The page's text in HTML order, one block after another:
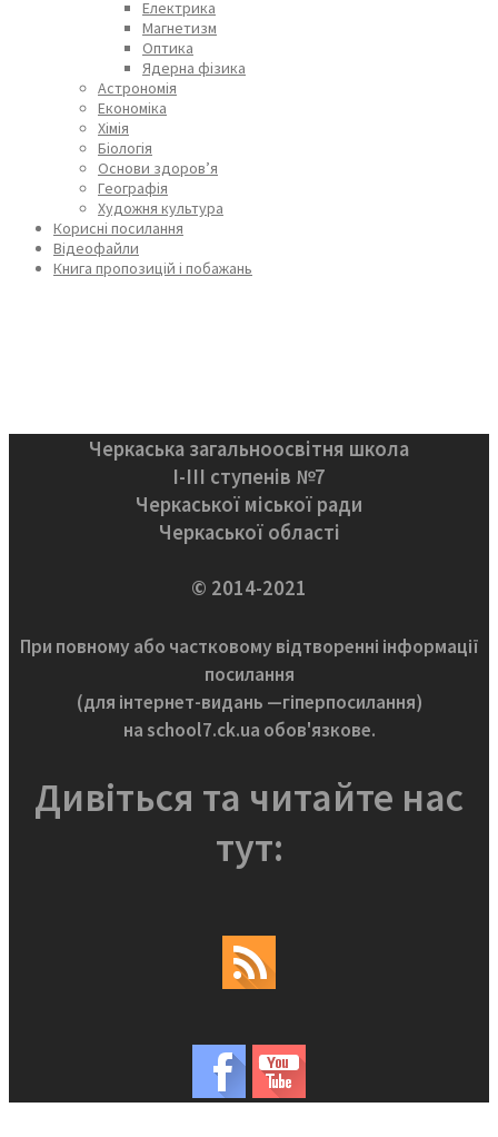
Електрика
Магнетизм
Оптика
Ядерна фізика
Астрономія
Економіка
Хімія
Біологія
Основи здоров’я
Географія
Художня культура
Корисні посилання
Відеофайли
Книга пропозицій і побажань
Черкаська загальноосвітня школа
І-ІІІ ступенів №7
Черкаської міської ради
Черкаської області
© 2014-2021
При повному або частковому відтворенні інформації
посилання
(для інтернет-видань —гіперпосилання)
на school7.ck.ua обов'язкове.
Дивіться та читайте нас
тут: